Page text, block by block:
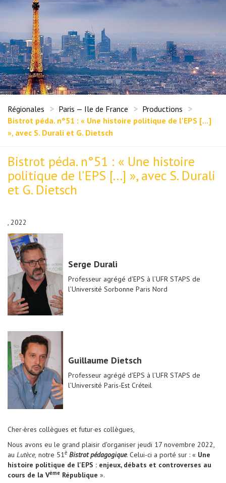
Régionales Paris — Ile de France
Productions
Bistrot péda. n°51 : « Une histoire politique de l'EPS [...]
», avec S. Durali et G. Dietsch
Bistrot péda. n°51 : « Une histoire
politique de l'EPS [...] », avec S. Durali
et G. Dietsch
, 2022
Serge Durali
Professeur agrégé d'EPS à l’UFR STAPS de
l’Université Sorbonne Paris Nord
Guillaume Dietsch
Professeur agrégé d'EPS à l’UFR STAPS de
l’Université Paris-Est Créteil
Cher·ères collègues et futur·es collègues,
Nous avons eu le grand plaisir d'organiser jeudi 17 novembre 2022,
au Lutèce, notre 51è Bistrot pédagogique. Celui-ci a porté sur : « Une
histoire politique de l'EPS : enjeux, débats et controverses au
cours de la Vème République ».